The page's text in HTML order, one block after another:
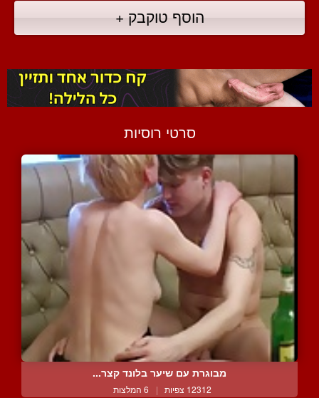
הוסף טוקבק +
סרטי רוסיות
מבוגרת עם שיער בלונד קצר...
12312 צפיות | 6 המלצות